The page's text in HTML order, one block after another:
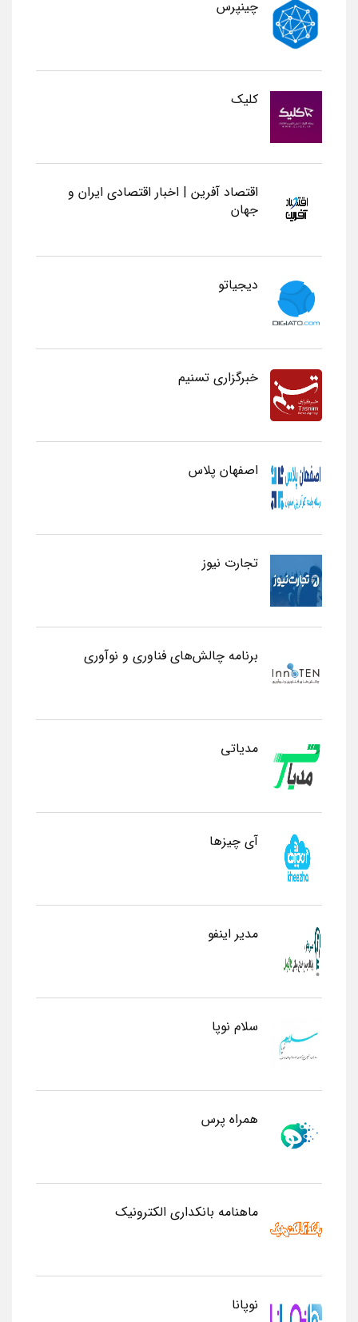
چینپرس
کلیک
اقتصاد آفرین | اخبار اقتصادی ایران و
جهان
دیجیاتو
خبرگزاری تسنیم
اصفهان پلاس
تجارت نیوز
برنامه چالش‌های فناوری و نوآوری
مدیاتی
آی چیزها
مدیر اینفو
سلام نوپا
همراه پرس
ماهنامه بانکداری الکترونیک
نوپانا